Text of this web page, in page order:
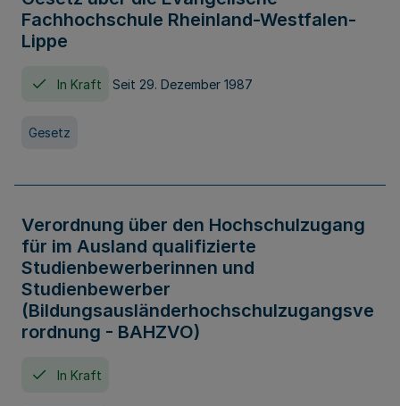
Fachhochschule Rheinland-Westfalen-
Lippe
In Kraft Seit 29. Dezember 1987
Gesetz
Verordnung über den Hochschulzugang
für im Ausland qualifizierte
Studienbewerberinnen und
Studienbewerber
(Bildungsausländerhochschulzugangsve
rordnung - BAHZVO)
In Kraft